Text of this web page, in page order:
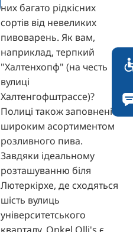
них багато рідкісних
сортів від невеликих
пивоварень. Як вам,
наприклад, терпкий
"Халтенхопф" (на честь
вулиці
Халтенгофштрассе)?
Полиці також заповнені
широким асортиментом
розливного пива.
Завдяки ідеальному
розташуванню біля
Лютеркірхе, де сходяться
шість вулиць
університетського
кварталу, Onkel Olli's є